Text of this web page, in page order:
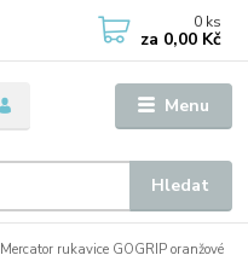
Menu
Hledat
0 ks
za 0,00 Kč
Mercator rukavice GOGRIP oranžové